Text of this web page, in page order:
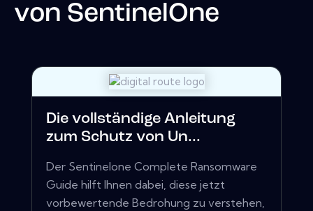
von SentinelOne
Die vollständige Anleitung
zum Schutz von Un...
Der Sentinelone Complete Ransomware
Guide hilft Ihnen dabei, diese jetzt
vorbewertende Bedrohung zu verstehen,